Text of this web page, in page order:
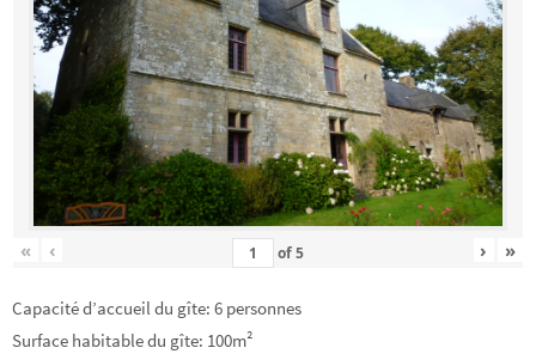
« ‹ of5 › »
Capacité d’accueil du gîte: 6 personnes
Surface habitable du gîte: 100m²